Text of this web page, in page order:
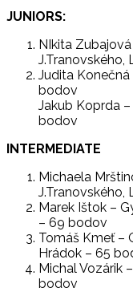
JUNIORS:
NIkita
J.Tranovského,
Judita Konečná
bodov
Jakub Koprda
bodov
INTERMEDIATE
Michaela
Marek Ištok –
– 69 bodov
Tomáš Kmeť –
Hrádok – 65
Michal Vozárik
bodov